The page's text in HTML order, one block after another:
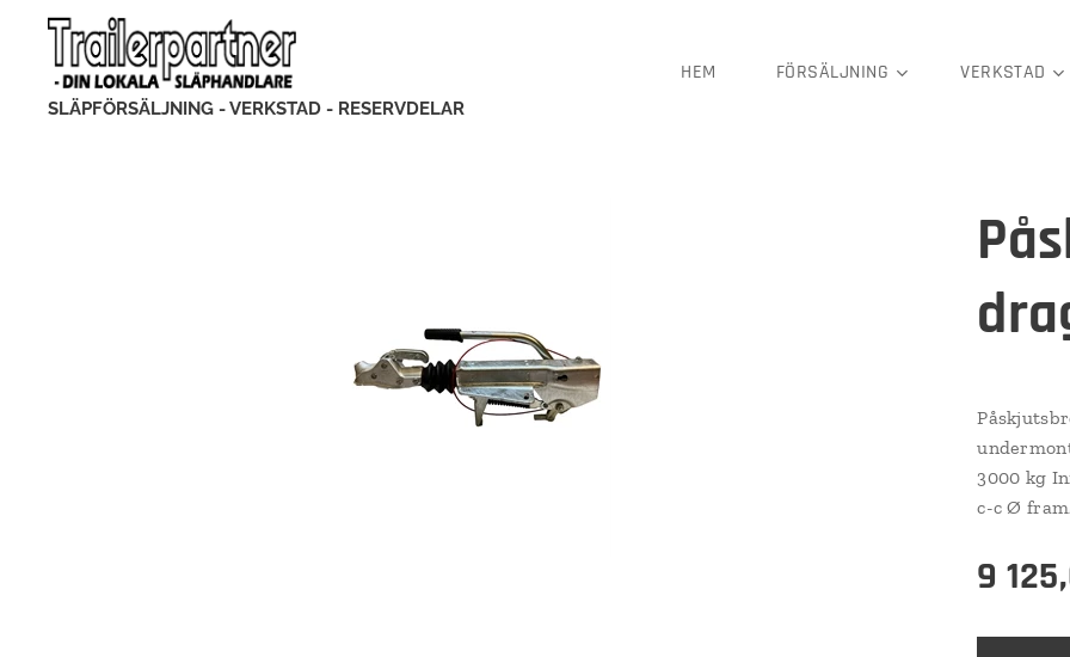
SLÄPFÖRSÄLJNING - VERKSTAD - RESERVDELAR
HEM FÖRSÄLJNING VERKSTAD
3000 kg
c-c Ø
9